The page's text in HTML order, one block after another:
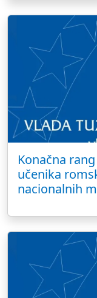
Konačna
učenika
nacionalnih